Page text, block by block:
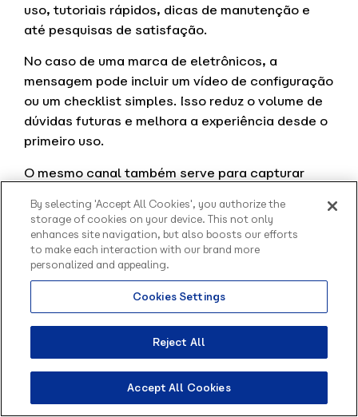
uso, tutoriais rápidos, dicas de manutenção e
até pesquisas de satisfação.
No caso de uma marca de eletrônicos, a
mensagem pode incluir um vídeo de configuração
ou um checklist simples. Isso reduz o volume de
dúvidas futuras e melhora a experiência desde o
primeiro uso.
O mesmo canal também serve para capturar
que se transformem em reclamações públicas.
Quando bem estruturado, o pós-compra funciona
como um espaço de cuidado contínuo, que
prepara o cliente para novas interações e
futuras recomendações.
3. Campanhas de winback com contexto
Campanhas de winback não são novidade. O
diferencial está nocontexto. Enviar o mesmo
cupom para todos os clientes inativos não gera
By selecting 'Accept All Cookies', you authorize the
storage of cookies on your device. This not only
enhances site navigation, but also boosts our efforts
to make each interaction with our brand more
personalized and appealing.
Cookies Settings
Reject All
Accept All Cookies
Olá, sou o Contato
inteligente da Blip.
Como posso te ajudar?